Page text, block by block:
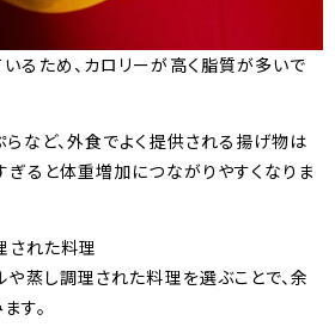
るため、カロリーが高く脂質が多いで
らなど、外食でよく提供される揚げ物は
ぎると体重増加につながりやすくなりま
された料理
や蒸し調理された料理を選ぶことで、余
す。